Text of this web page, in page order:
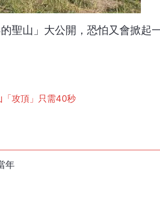
聖山」大公開，恐怕又會掀起
「攻頂」只需40秒
年